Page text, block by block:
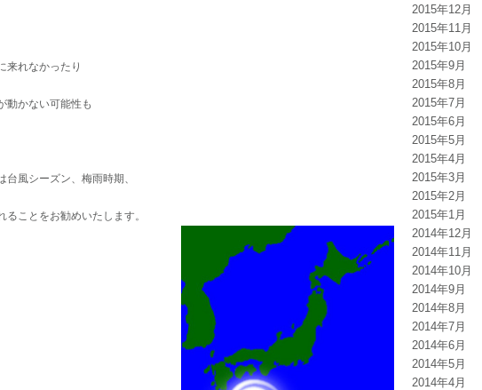
来れなかったり
動かない可能性も
風シーズン、梅雨時期、
ことをお勧めいたします。
2015年12月
2015年11月
2015年10月
2015年9月
2015年8月
2015年7月
2015年6月
2015年5月
2015年4月
2015年3月
2015年2月
2015年1月
2014年12月
2014年11月
2014年10月
2014年9月
2014年8月
2014年7月
2014年6月
2014年5月
2014年4月